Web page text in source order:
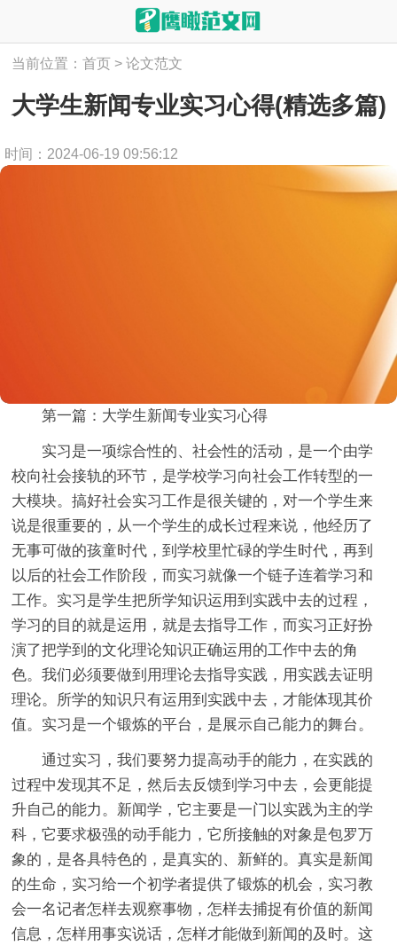
当前位置：首页 > 论文范文
大学生新闻专业实习心得(精选多篇)
时间：2024-06-19 09:56:12
第一篇：大学生新闻专业实习心得
实习是一项综合性的、社会性的活动，是一个由学
校向社会接轨的环节，是学校学习向社会工作转型的一
大模块。搞好社会实习工作是很关键的，对一个学生来
说是很重要的，从一个学生的成长过程来说，他经历了
无事可做的孩童时代，到学校里忙碌的学生时代，再到
以后的社会工作阶段，而实习就像一个链子连着学习和
工作。实习是学生把所学知识运用到实践中去的过程，
学习的目的就是运用，就是去指导工作，而实习正好扮
演了把学到的文化理论知识正确运用的工作中去的角
色。我们必须要做到用理论去指导实践，用实践去证明
理论。所学的知识只有运用到实践中去，才能体现其价
值。实习是一个锻炼的平台，是展示自己能力的舞台。
通过实习，我们要努力提高动手的能力，在实践的
过程中发现其不足，然后去反馈到学习中去，会更能提
升自己的能力。新闻学，它主要是一门以实践为主的学
科，它要求极强的动手能力，它所接触的对象是包罗万
象的，是各具特色的，是真实的、新鲜的。真实是新闻
的生命，实习给一个初学者提供了锻炼的机会，实习教
会一名记者怎样去观察事物，怎样去捕捉有价值的新闻
信息，怎样用事实说话，怎样才能做到新闻的及时。这